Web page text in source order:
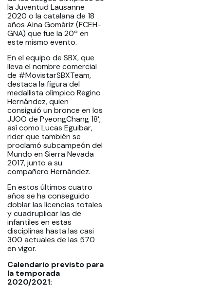
la Juventud Lausanne
2020 o la catalana de 18
años Aina Gomáriz (FCEH-
GNA) que fue la 20º en
este mismo evento.
En el equipo de SBX, que
lleva el nombre comercial
de #MovistarSBXTeam,
destaca la figura del
medallista olímpico Regino
Hernández, quien
consiguió un bronce en los
JJOO de PyeongChang 18’,
así como Lucas Eguibar,
rider que también se
proclamó subcampeón del
Mundo en Sierra Nevada
2017, junto a su
compañero Hernández.
En estos últimos cuatro
años se ha conseguido
doblar las licencias totales
y cuadruplicar las de
infantiles en estas
disciplinas hasta las casi
300 actuales de las 570
en vigor.
Calendario previsto para
la temporada
2020/2021: